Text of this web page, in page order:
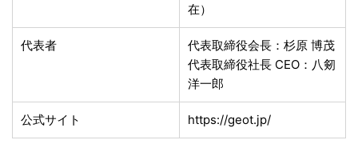
在）
代表者
代表取締役会長：杉原 博茂
代表取締役社長 CEO：八剱
洋一郎
公式サイト https://geot.jp/